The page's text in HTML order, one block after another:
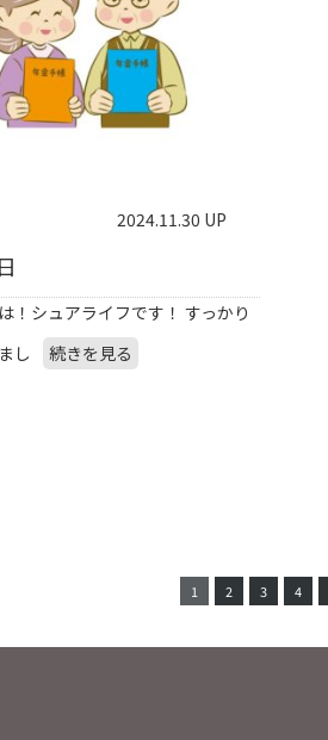
2024.11.30 UP
！シュアライフです！ すっかり
し
続きを見る
1 2 3 4